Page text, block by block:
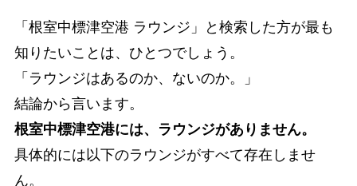
「根室中標津空港 ラウンジ」と検索した方が最も
知りたいことは、ひとつでしょう。
「ラウンジはあるのか、ないのか。」
結論から言います。
根室中標津空港には、ラウンジがありません。
具体的には以下のラウンジがすべて存在しませ
ん。